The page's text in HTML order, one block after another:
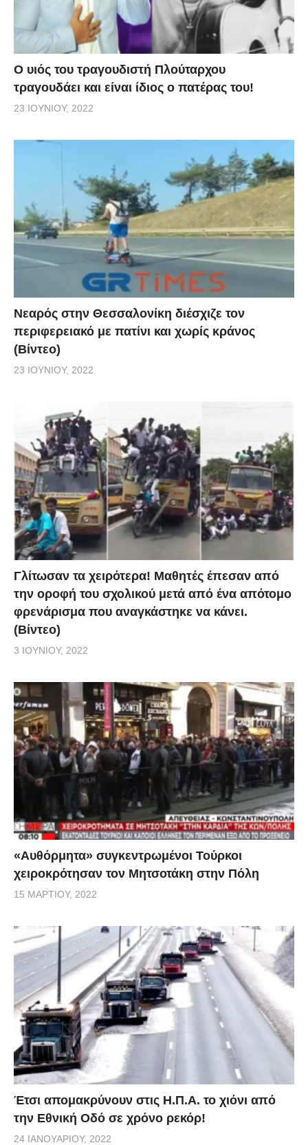
O υιός του τραγουδιστή Πλούταρχου
τραγουδάει και είναι ίδιος ο πατέρας του!
23 ΙΟΥΝΊΟΥ, 2022
Νεαρός στην Θεσσαλονίκη διέσχιζε τον
περιφερειακό με πατίνι και χωρίς κράνος
(Βίντεο)
23 ΙΟΥΝΊΟΥ, 2022
Γλίτωσαν τα χειρότερα! Μαθητές έπεσαν από
την οροφή του σχολικού μετά από ένα απότομο
φρενάρισμα που αναγκάστηκε να κάνει.
(Βίντεο)
3 ΙΟΥΝΊΟΥ, 2022
«Αυθόρμητα» συγκεντρωμένοι Τούρκοι
χειροκρότησαν τον Μητσοτάκη στην Πόλη
15 ΜΑΡΤΊΟΥ, 2022
Έτσι απομακρύνουν στις Η.Π.Α. το χιόνι από
την Εθνική Οδό σε χρόνο ρεκόρ!
24 ΙΑΝΟΥΑΡΊΟΥ, 2022